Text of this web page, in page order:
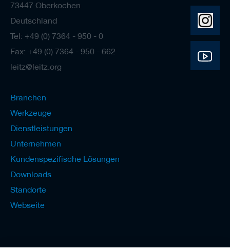
73447 Oberkochen
Deutschland
Tel: +49 (0) 7364 - 950 - 0
Fax: +49 (0) 7364 - 950 - 662
leitz@leitz.org
Branchen
Werkzeuge
Dienstleistungen
Unternehmen
Kundenspezifische Lösungen
Downloads
Standorte
Webseite